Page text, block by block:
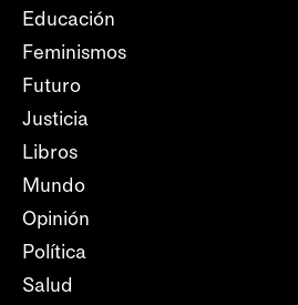
Educación
Feminismos
Futuro
Justicia
Libros
Mundo
Opinión
Política
Salud